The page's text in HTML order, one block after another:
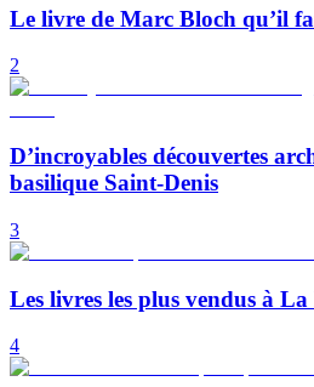
Le livre de Marc Bloch qu’il
2
D’incroyables découvertes
basilique Saint-Denis
3
Les livres les plus vendus à
4